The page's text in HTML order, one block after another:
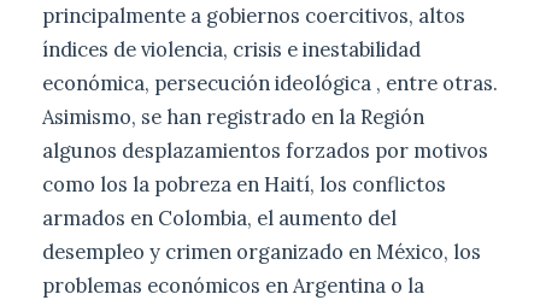
principalmente a gobiernos coercitivos, altos
índices de violencia, crisis e inestabilidad
económica, persecución ideológica , entre otras.
Asimismo, se han registrado en la Región
algunos desplazamientos forzados por motivos
como los la pobreza en Haití, los conflictos
armados en Colombia, el aumento del
desempleo y crimen organizado en México, los
problemas económicos en Argentina o la